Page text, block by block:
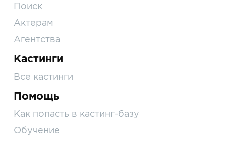
Поиск
Актерам
Агентства
Кастинги
Все кастинги
Помощь
Как попасть в кастинг-базу
Обучение